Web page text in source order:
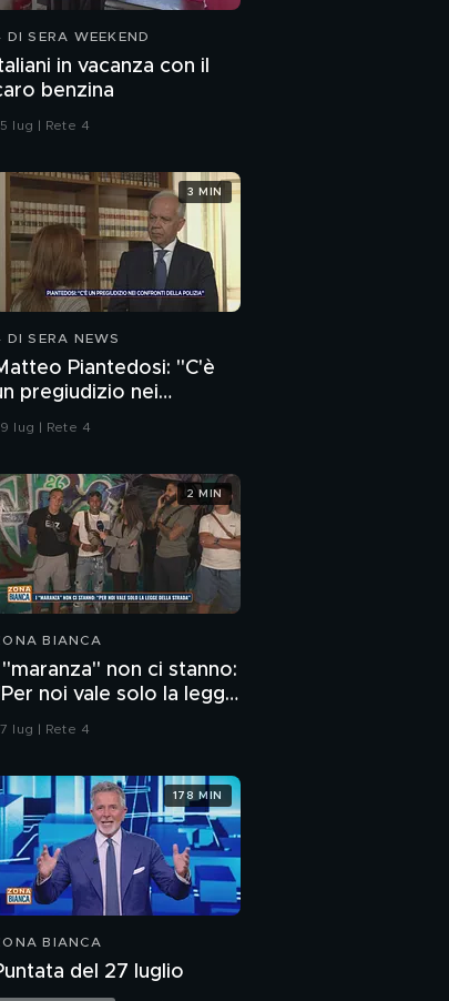
DI SERA WEEKEND
in vacanza con il
benzina
lug | Rete 4
DI SERA NEWS
Piantedosi: "C'è
pregiudizio nei
confronti della polizia"
lug | Rete 4
3 MIN
BIANCA
I "maranza" non ci stanno:
noi vale solo la legge
della strada"
lug | Rete 4
2 MIN
BIANCA
del 27 luglio
178 MIN